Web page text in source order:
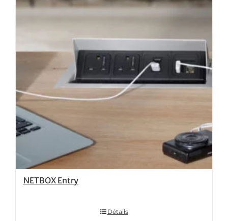
NETBOX Entry
Détails